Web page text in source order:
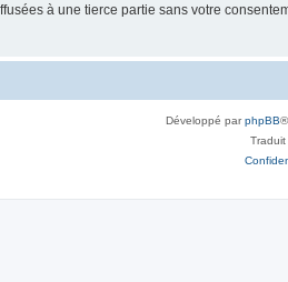
à une tierce partie sans votre
Développé parphpBB